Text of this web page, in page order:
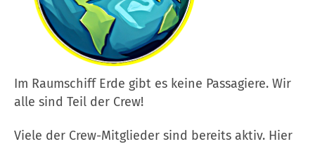
Im Raumschiff Erde gibt es keine Passagiere. Wir
alle sind Teil der Crew!
Viele der Crew-Mitglieder sind bereits aktiv. Hier